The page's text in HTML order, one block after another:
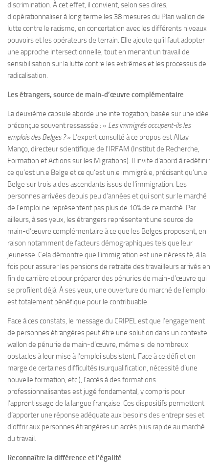
discrimination. À cet effet, il convient, selon ses dires,
d’opérationnaliser à long terme les 38 mesures du Plan wallon de
lutte contre le racisme, en concertation avec les différents niveaux
pouvoirs et les opérateurs de terrain. Elle ajoute qu’il faut adopter
une approche intersectionnelle, tout en menant un travail de
sensibilisation sur la lutte contre les extrêmes et les processus de
radicalisation.
Les étrangers, source de main-d’œuvre complémentaire
La deuxième capsule aborde une interrogation, basée sur une idée
préconçue souvent ressassée : « Les immigrés occupent-ils les
emplois des Belges ?» L’expert consulté à ce propos est Altay
Manço, directeur scientifique de l’IRFAM (Institut de Recherche,
Formation et Actions sur les Migrations). Il invite d’abord à redéfinir
ce qu’est un.e Belge et ce qu’est un.e immigré.e, précisant qu’un.e
Belge sur trois a des ascendants issus de l’immigration. Les
personnes arrivées depuis peu d’années et qui sont sur le marché
de l’emploi ne représentent pas plus de 10% de ce marché. Par
ailleurs, à ses yeux, les étrangers représentent une source de
main-d’œuvre complémentaire à ce que les Belges proposent, en
raison notamment de facteurs démographiques tels que leur
jeunesse. Cela démontre que l’immigration est une nécessité, à la
fois pour assurer les pensions de retraite des travailleurs arrivés en
fin de carrière et pour préparer des pénuries de main-d’œuvre qui
se profilent déjà. À ses yeux, une ouverture du marché de l’emploi
est totalement bénéfique pour le contribuable.
Face à ces constats, le message du CRIPEL est que l’engagement
de personnes étrangères peut être une solution dans un contexte
wallon de pénurie de main-d’œuvre, même si de nombreux
obstacles à leur mise à l’emploi subsistent. Face à ce défi et en
marge de certaines difficultés (surqualification, nécessité d’une
nouvelle formation, etc.), l’accès à des formations
professionnalisantes est jugé fondamental, y compris pour
l’apprentissage de la langue française. Ces dispositifs permettent
d’apporter une réponse adéquate aux besoins des entreprises et
d’offrir aux personnes étrangères un accès plus rapide au marché
du travail.
Reconnaître la différence et l’égalité